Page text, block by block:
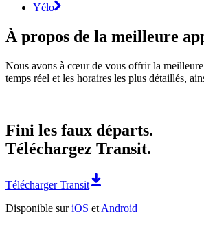
Yélo
À propos de la meilleure
Nous avons à cœur de vous offrir la
temps réel et les horaires les plus détaillés,
Fini les faux départs.
Téléchargez Transit.
Télécharger Transit
Disponible suriOS et Android